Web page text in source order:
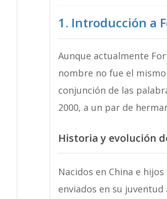
1. Introducción a
Aunque actualmente
nombre no fue el
conjunción de las
2000, a un par de
Historia y evolución
Nacidos en China e
enviados en su